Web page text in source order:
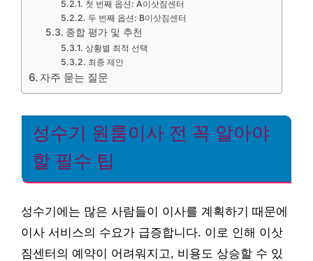
첫 번째 옵션: A이삿짐센터
두 번째 옵션: B이삿짐센터
종합 평가 및 추천
상황별 최적 선택
최종 제안
자주 묻는 질문
성수기 원룸이사 전 꼭 알아야
할 필수 팁
성수기에는 많은 사람들이 이사를 계획하기 때문에
이사 서비스의 수요가 급증합니다. 이로 인해 이삿
짐센터의 예약이 어려워지고, 비용도 상승할 수 있